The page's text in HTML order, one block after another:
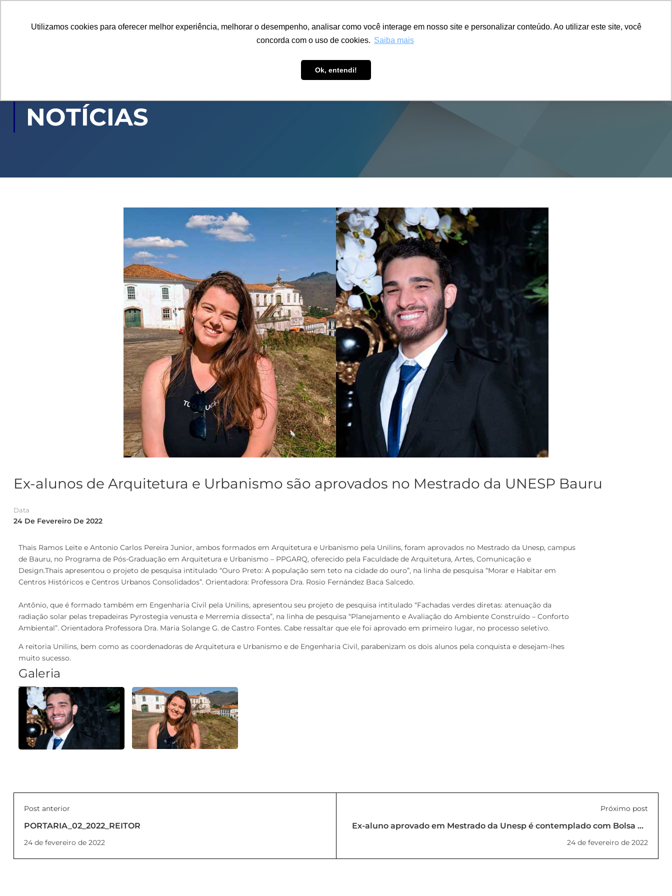
Utilizamos cookies para oferecer melhor experiência, melhorar o desempenho, analisar como você interage em nosso site e personalizar conteúdo. Ao utilizar este site, você
concorda com o uso de cookies. Saiba mais
Ok, entendi!
PÓS-GRADUAÇÃO CAPACITAÇÃO EXTENSÃO PESQUISA
NOTÍCIAS
Ex-alunos de Arquitetura e Urbanismo são aprovados no Mestrado da UNESP Bauru
Data
24 De Fevereiro De 2022
Thais Ramos Leite e Antonio Carlos Pereira Junior, ambos formados em Arquitetura e Urbanismo pela Unilins, foram aprovados no Mestrado da Unesp, campus
de Bauru, no Programa de Pós-Graduação em Arquitetura e Urbanismo – PPGARQ, oferecido pela Faculdade de Arquitetura, Artes, Comunicação e
Design.Thais apresentou o projeto de pesquisa intitulado “Ouro Preto: A população sem teto na cidade do ouro”, na linha de pesquisa “Morar e Habitar em
Centros Históricos e Centros Urbanos Consolidados”. Orientadora: Professora Dra. Rosio Fernández Baca Salcedo.
Antônio, que é formado também em Engenharia Civil pela Unilins, apresentou seu projeto de pesquisa intitulado “Fachadas verdes diretas: atenuação da
radiação solar pelas trepadeiras Pyrostegia venusta e Merremia dissecta”, na linha de pesquisa “Planejamento e Avaliação do Ambiente Construído – Conforto
Ambiental”. Orientadora Professora Dra. Maria Solange G. de Castro Fontes. Cabe ressaltar que ele foi aprovado em primeiro lugar, no processo seletivo.
A reitoria Unilins, bem como as coordenadoras de Arquitetura e Urbanismo e de Engenharia Civil, parabenizam os dois alunos pela conquista e desejam-lhes
muito sucesso.
Galeria
Post anterior
PORTARIA_02_2022_REITOR
24 de fevereiro de 2022
Próximo post
Ex-aluno aprovado em Mestrado da Unesp é contemplado com Bolsa da
CAPES
24 de fevereiro de 2022